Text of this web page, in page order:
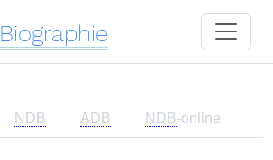
Biographie
NDB ADB NDB-online